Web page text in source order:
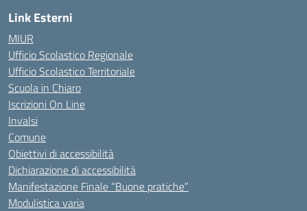
Link Esterni
MIUR
Ufficio Scolastico Regionale
Ufficio Scolastico Territoriale
Scuola in Chiaro
Iscrizioni On Line
Invalsi
Comune
Obiettivi di accessibilità
Dichiarazione di accessibilità
Manifestazione Finale “Buone pratiche”
Modulistica varia